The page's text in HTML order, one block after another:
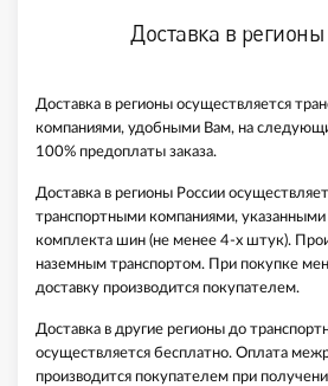
Доставка в
Доставка в регионы осуществляется
компаниями, удобными Вам, на
100% предоплаты заказа.
Доставка в регионы России
транспортными компаниями, указанными
комплекта шин (не менее 4-х штук).
наземным транспортом. При покупке
доставку производится покупателем.
Доставка в другие регионы до
осуществляется бесплатно. Оплата
производится покупателем при